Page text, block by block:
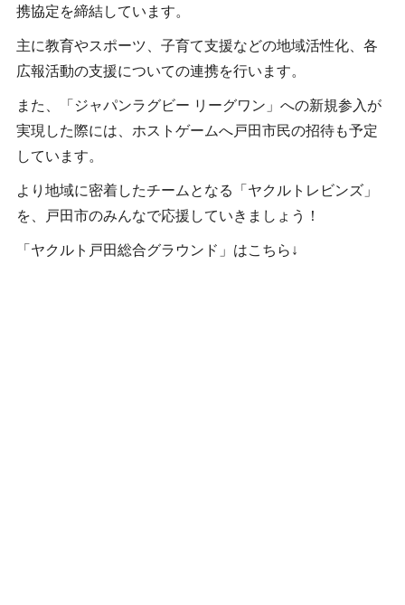
携協定を締結しています。
主に教育やスポーツ、子育て支援などの地域活性化、各
広報活動の支援についての連携を行います。
また、「ジャパンラグビー リーグワン」への新規参入が
実現した際には、ホストゲームへ戸田市民の招待も予定
しています。
より地域に密着したチームとなる「ヤクルトレビンズ」
を、戸田市のみんなで応援していきましょう！
「ヤクルト戸田総合グラウンド」はこちら↓